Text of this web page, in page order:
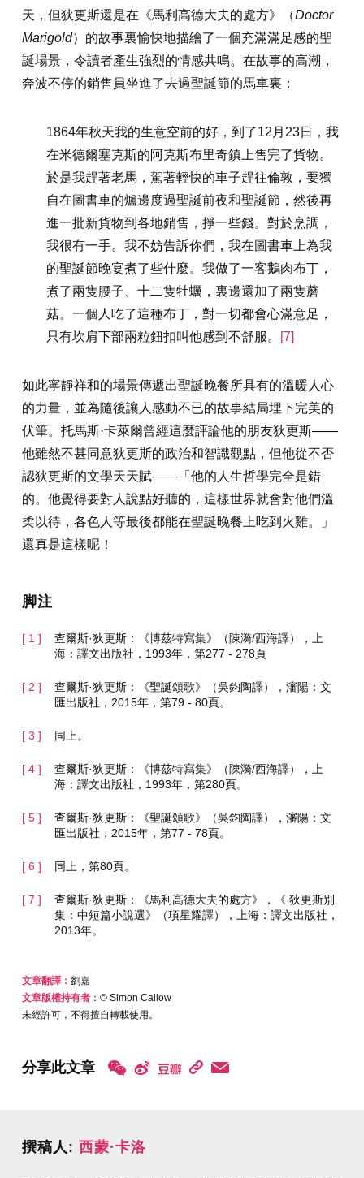
天，但狄更斯還是在《馬利高德大夫的處方》（Doctor
Marigold）的故事裏愉快地描繪了一個充滿滿足感的聖
誕場景，令讀者產生強烈的情感共鳴。在故事的高潮，
奔波不停的銷售員坐進了去過聖誕節的馬車裏：
1864年秋天我的生意空前的好，到了12月23日，我
在米德爾塞克斯的阿克斯布里奇鎮上售完了貨物。
於是我趕著老馬，駕著輕快的車子趕往倫敦，要獨
自在圖書車的爐邊度過聖誕前夜和聖誕節，然後再
進一批新貨物到各地銷售，掙一些錢。對於烹調，
我很有一手。我不妨告訴你們，我在圖書車上為我
的聖誕節晚宴煮了些什麼。我做了一客鵝肉布丁，
煮了兩隻腰子、十二隻牡蠣，裏邊還加了兩隻蘑
菇。一個人吃了這種布丁，對一切都會心滿意足，
只有坎肩下部兩粒鈕扣叫他感到不舒服。
[7]
如此寧靜祥和的場景傳遞出聖誕晚餐所具有的溫暖人心
的力量，並為隨後讓人感動不已的故事結局埋下完美的
伏筆。托馬斯·卡萊爾曾經這麼評論他的朋友狄更斯——
他雖然不甚同意狄更斯的政治和智識觀點，但他從不否
認狄更斯的文學天天賦——「他的人生哲學完全是錯
的。他覺得要對人說點好聽的，這樣世界就會對他們溫
柔以待，各色人等最後都能在聖誕晚餐上吃到火雞。」
還真是這樣呢！
脚注
查爾斯·狄更斯：《博茲特寫集》（陳漪/西海譯），上
海：譯文出版社，1993年，第277 - 278頁
查爾斯·狄更斯：《聖誕頌歌》（吳鈞陶譯），瀋陽：文
匯出版社，2015年，第79 - 80頁。
同上。
查爾斯·狄更斯：《博茲特寫集》（陳漪/西海譯），上
海：譯文出版社，1993年，第280頁。
查爾斯·狄更斯：《聖誕頌歌》（吳鈞陶譯），瀋陽：文
匯出版社，2015年，第77 - 78頁。
同上，第80頁。
查爾斯·狄更斯：《馬利高德大夫的處方》，《 狄更斯別
集：中短篇小說選》（項星耀譯），上海：譯文出版社，
2013年。
文章翻譯： 劉嘉
文章版權持有者：© Simon Callow
未經許可，不得擅自轉載使用。
分享此文章
撰稿人: 西蒙·卡洛